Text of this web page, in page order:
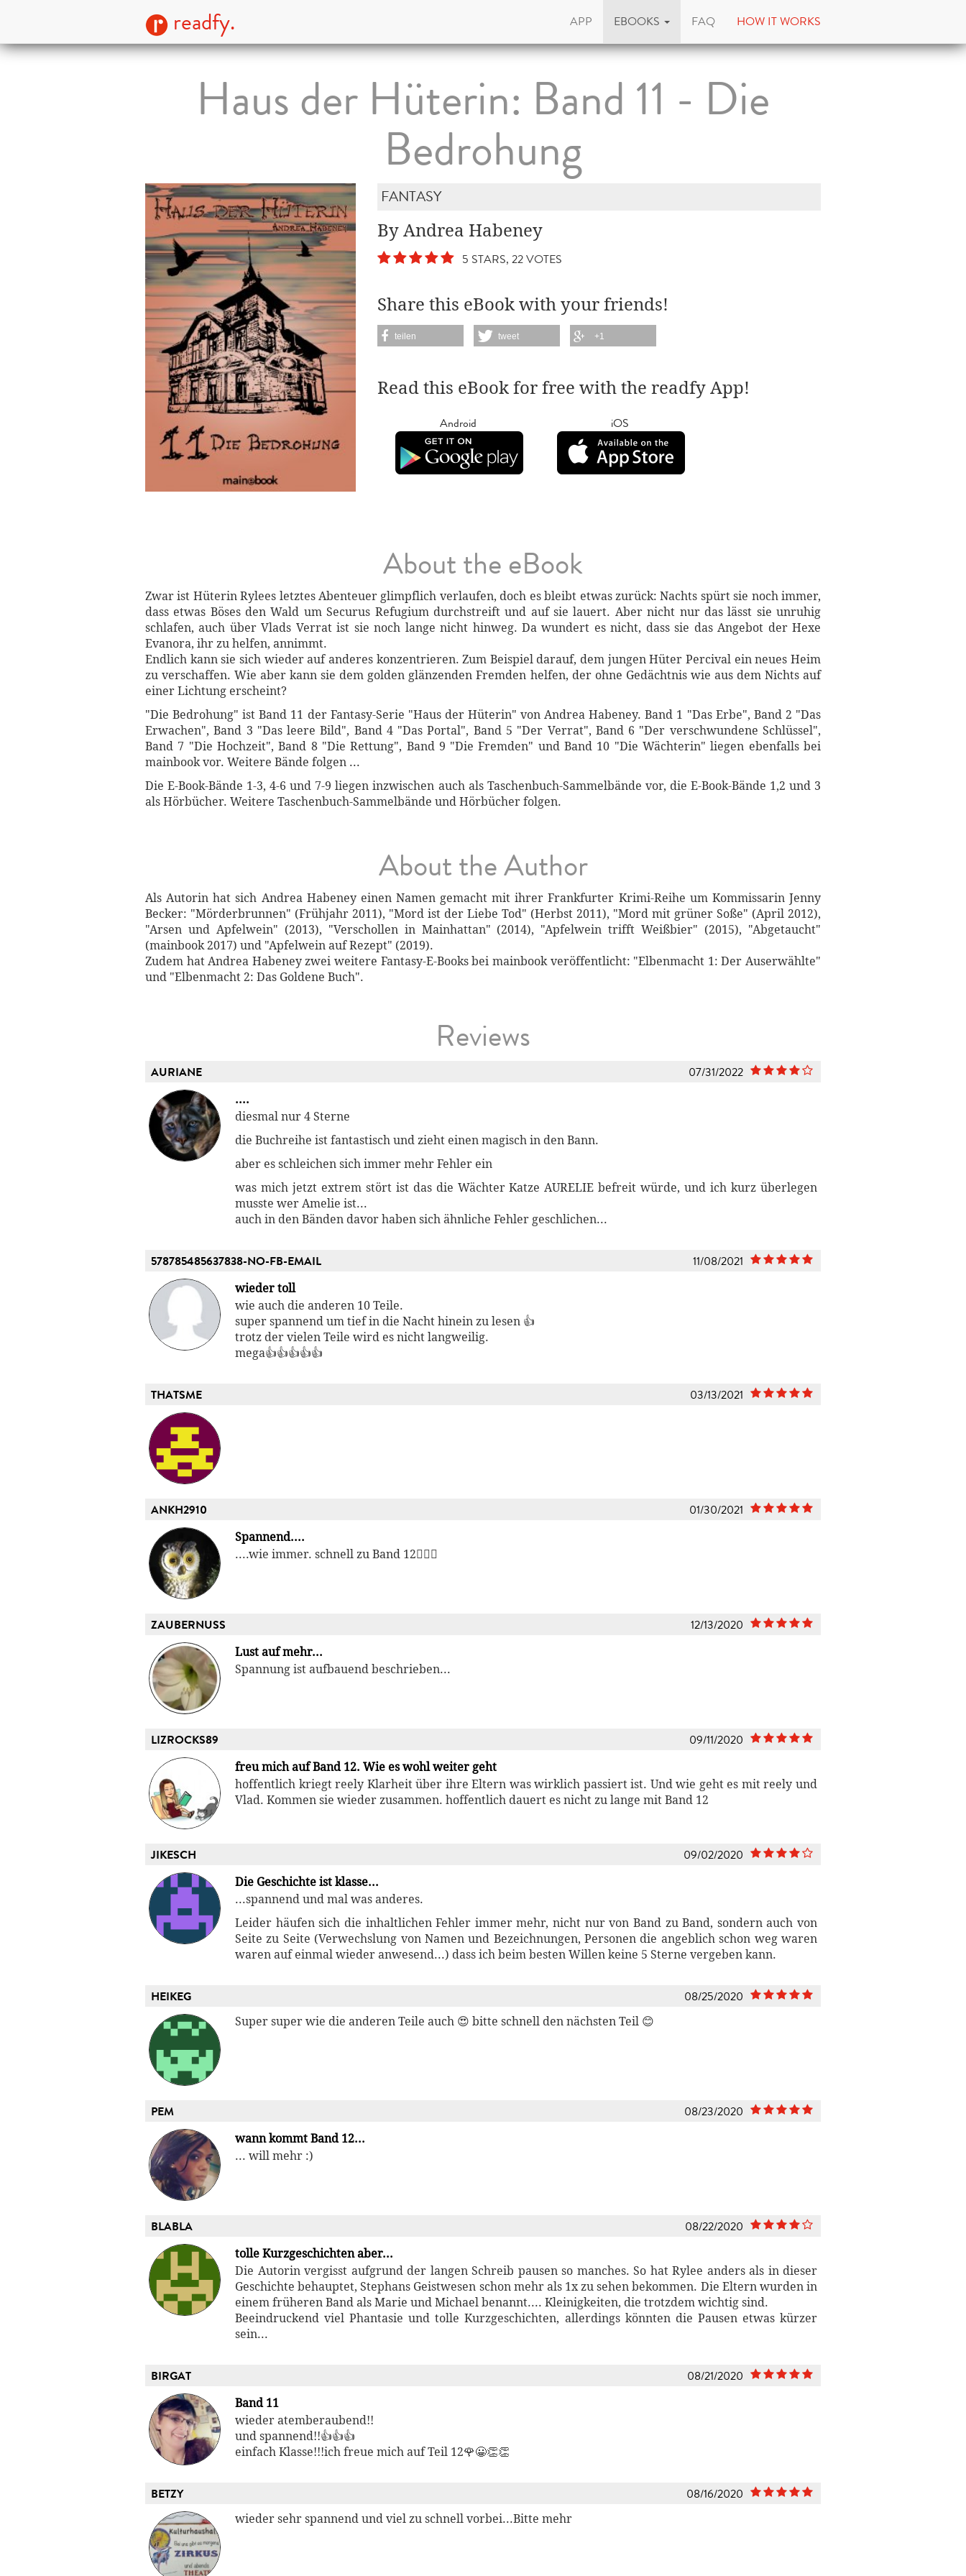
readfy. APP EBOOKS FAQ HOW IT WORKS
Haus der Hüterin: Band 11 - Die
Bedrohung
FANTASY
By Andrea Habeney
5 STARS, 22 VOTES
Share this eBook with your friends!
teilen tweet +1
Read this eBook for free with the readfy App!
Android iOS
About the eBook
Zwar ist Hüterin Rylees letztes Abenteuer glimpflich verlaufen, doch es bleibt etwas zurück: Nachts spürt sie noch immer,
dass etwas Böses den Wald um Securus Refugium durchstreift und auf sie lauert. Aber nicht nur das lässt sie unruhig
schlafen, auch über Vlads Verrat ist sie noch lange nicht hinweg. Da wundert es nicht, dass sie das Angebot der Hexe
Evanora, ihr zu helfen, annimmt.
Endlich kann sie sich wieder auf anderes konzentrieren. Zum Beispiel darauf, dem jungen Hüter Percival ein neues Heim
zu verschaffen. Wie aber kann sie dem golden glänzenden Fremden helfen, der ohne Gedächtnis wie aus dem Nichts auf
einer Lichtung erscheint?
"Die Bedrohung" ist Band 11 der Fantasy-Serie "Haus der Hüterin" von Andrea Habeney. Band 1 "Das Erbe", Band 2 "Das
Erwachen", Band 3 "Das leere Bild", Band 4 "Das Portal", Band 5 "Der Verrat", Band 6 "Der verschwundene Schlüssel",
Band 7 "Die Hochzeit", Band 8 "Die Rettung", Band 9 "Die Fremden" und Band 10 "Die Wächterin" liegen ebenfalls bei
mainbook vor. Weitere Bände folgen ...
Die E-Book-Bände 1-3, 4-6 und 7-9 liegen inzwischen auch als Taschenbuch-Sammelbände vor, die E-Book-Bände 1,2 und 3
als Hörbücher. Weitere Taschenbuch-Sammelbände und Hörbücher folgen.
About the Author
Als Autorin hat sich Andrea Habeney einen Namen gemacht mit ihrer Frankfurter Krimi-Reihe um Kommissarin Jenny
Becker: "Mörderbrunnen" (Frühjahr 2011), "Mord ist der Liebe Tod" (Herbst 2011), "Mord mit grüner Soße" (April 2012),
"Arsen und Apfelwein" (2013), "Verschollen in Mainhattan" (2014), "Apfelwein trifft Weißbier" (2015), "Abgetaucht"
(mainbook 2017) und "Apfelwein auf Rezept" (2019).
Zudem hat Andrea Habeney zwei weitere Fantasy-E-Books bei mainbook veröffentlicht: "Elbenmacht 1: Der Auserwählte"
und "Elbenmacht 2: Das Goldene Buch".
Reviews
AURIANE 07/31/2022
....
diesmal nur 4 Sterne
die Buchreihe ist fantastisch und zieht einen magisch in den Bann.
aber es schleichen sich immer mehr Fehler ein
was mich jetzt extrem stört ist das die Wächter Katze AURELIE befreit würde, und ich kurz überlegen
musste wer Amelie ist...
auch in den Bänden davor haben sich ähnliche Fehler geschlichen...
578785485637838-NO-FB-EMAIL 11/08/2021
wieder toll
wie auch die anderen 10 Teile.
super spannend um tief in die Nacht hinein zu lesen 👍
trotz der vielen Teile wird es nicht langweilig.
mega👍👍👍👍👍
THATSME 03/13/2021
ANKH2910 01/30/2021
Spannend....
....wie immer. schnell zu Band 12🙋🏼‍♀️
ZAUBERNUSS 12/13/2020
Lust auf mehr...
Spannung ist aufbauend beschrieben...
LIZROCKS89 09/11/2020
freu mich auf Band 12. Wie es wohl weiter geht
hoffentlich kriegt reely Klarheit über ihre Eltern was wirklich passiert ist. Und wie geht es mit reely und
Vlad. Kommen sie wieder zusammen. hoffentlich dauert es nicht zu lange mit Band 12
JIKESCH 09/02/2020
Die Geschichte ist klasse...
...spannend und mal was anderes.
Leider häufen sich die inhaltlichen Fehler immer mehr, nicht nur von Band zu Band, sondern auch von
Seite zu Seite (Verwechslung von Namen und Bezeichnungen, Personen die angeblich schon weg waren
waren auf einmal wieder anwesend...) dass ich beim besten Willen keine 5 Sterne vergeben kann.
HEIKEG 08/25/2020
Super super wie die anderen Teile auch 😍 bitte schnell den nächsten Teil 😊
PEM 08/23/2020
wann kommt Band 12...
... will mehr :)
BLABLA 08/22/2020
tolle Kurzgeschichten aber...
Die Autorin vergisst aufgrund der langen Schreib pausen so manches. So hat Rylee anders als in dieser
Geschichte behauptet, Stephans Geistwesen schon mehr als 1x zu sehen bekommen. Die Eltern wurden in
einem früheren Band als Marie und Michael benannt.... Kleinigkeiten, die trotzdem wichtig sind.
Beeindruckend viel Phantasie und tolle Kurzgeschichten, allerdings könnten die Pausen etwas kürzer
sein...
BIRGAT 08/21/2020
Band 11
wieder atemberaubend!!
und spannend!!👍👍👍
einfach Klasse!!!ich freue mich auf Teil 12🌹😀👏👏
BETZY 08/16/2020
wieder sehr spannend und viel zu schnell vorbei...Bitte mehr